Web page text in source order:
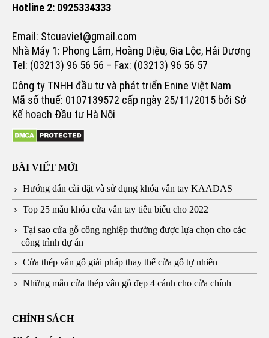
Hotline 2: 0925334333
Email: Stcuaviet@gmail.com
Nhà Máy 1: Phong Lâm, Hoàng Diệu, Gia Lộc, Hải Dương
Tel: (03213) 96 56 56 – Fax: (03213) 96 56 57
Công ty TNHH đầu tư và phát triển Enine Việt Nam
Mã số thuế: 0107139572 cấp ngày 25/11/2015 bởi Sở
Kế hoạch Đầu tư Hà Nội
BÀI VIẾT MỚI
Hướng dẫn cài đặt và sử dụng khóa vân tay KAADAS
Top 25 mẫu khóa cửa vân tay tiêu biểu cho 2022
Tại sao cửa gỗ công nghiệp thường được lựa chọn cho các
công trình dự án
Cửa thép vân gỗ giải pháp thay thế cửa gỗ tự nhiên
Những mẫu cửa thép vân gỗ đẹp 4 cánh cho cửa chính
CHÍNH SÁCH